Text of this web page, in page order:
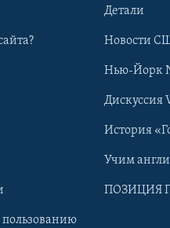
пользованию
Детали
Новости
Нью-Йорк
Дискуссия
История
Учим
ПОЗИЦИЯ